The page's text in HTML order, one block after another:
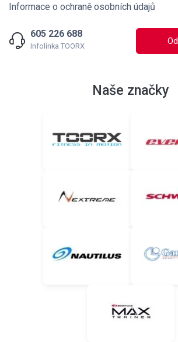
Informace o ochraně osobních údajů
605 226 688
Infolinka TOORX
Naše značky